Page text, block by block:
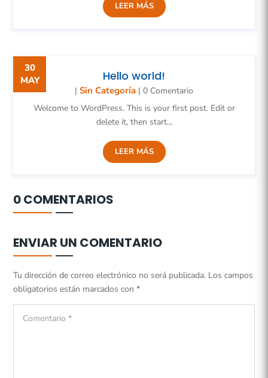
LEER MÁS
Hello world!
30
MAY
| Sin Categoría | 0 Comentario
Welcome to WordPress. This is your first post. Edit or
delete it, then start...
LEER MÁS
0 COMENTARIOS
ENVIAR UN COMENTARIO
Tu dirección de correo electrónico no será publicada. Los campos
obligatorios están marcados con*